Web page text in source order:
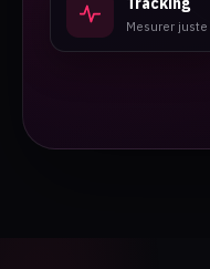
Mesurer juste